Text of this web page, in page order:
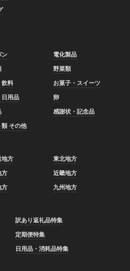
ン
電化製品
野菜類
飲料
お菓子・スイーツ
日用品
卵
感謝状・記念品
類 その他
地方
東北地方
方
近畿地方
方 九州地方
訳あり返礼品特集
定期便特集
日用品・消耗品特集